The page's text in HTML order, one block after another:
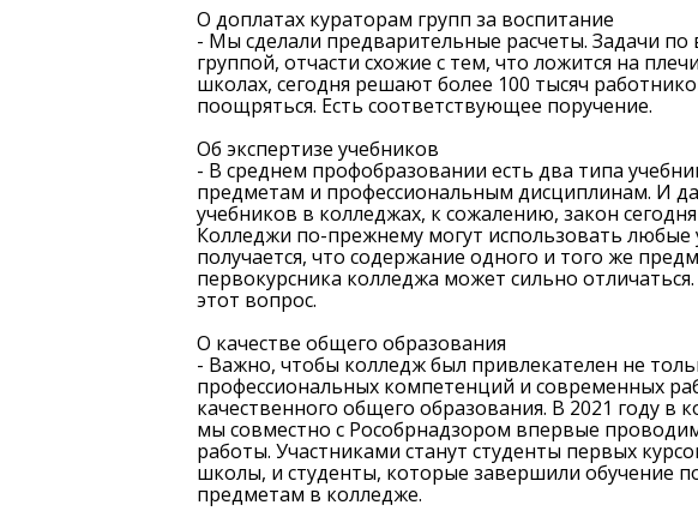
Амурский политехнический
техникум
Раздел учреждения на сайте:
apt.obr-khv.ru
Официальный сайт учреждения:
ap47.ru
Хабаровский
Раздел
obr-khv.ru
Официальный сайт
О доплатах кураторам групп за воспитание
- Мы сделали предварительные расчеты. Задачи
группой, отчасти схожие с тем, что ложится на
школах, сегодня решают более 100 тысяч
поощряться. Есть соответствующее поручение.
Об экспертизе учебников
- В среднем профобразовании есть два типа
предметам и профессиональным дисциплинам. И
учебников в колледжах, к сожалению, закон
Колледжи по-прежнему могут использовать
получается, что содержание одного и того же
первокурсника колледжа может сильно
этот вопрос.
О качестве общего образования
- Важно, чтобы колледж был привлекателен не
профессиональных компетенций и современных
качественного общего образования. В 2021 году в
мы совместно с Рособрнадзором впервые
работы. Участниками станут студенты первых
школы, и студенты, которые завершили обучение
предметам в колледже.